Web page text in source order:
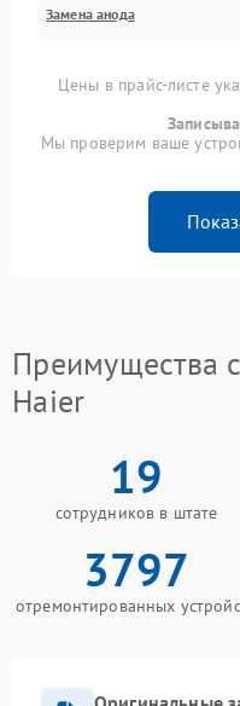
Замена анода
Цены в прайс-листе
Мы проверим ваше
Преимущества
Haier
19
сотрудников в штате
3797
отремонтированных